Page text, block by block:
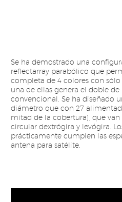
Se ha demostrado una
reflectarray parabólico que
completa de 4 colores con sólo
una de ellas genera el doble
convencional. Se ha diseñado
diámetro que con 27
mitad de la cobertura), que
circular dextrógira y levógira.
prácticamente cumplen las
antena para satélite.